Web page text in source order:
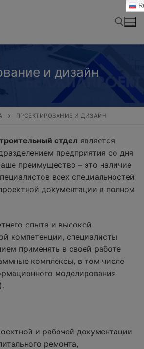
и дизайн
ПРОЕКТИРОВАНИЕ И ДИЗАЙН
отдел является
предприятия со дня
преимущество – это наличие
всех специальностей
документации в полном
опыта и высокой
компетенции, специалисты
применять в своей работе
комплексы, в том числе
моделирования
и рабочей документации
ремонта,